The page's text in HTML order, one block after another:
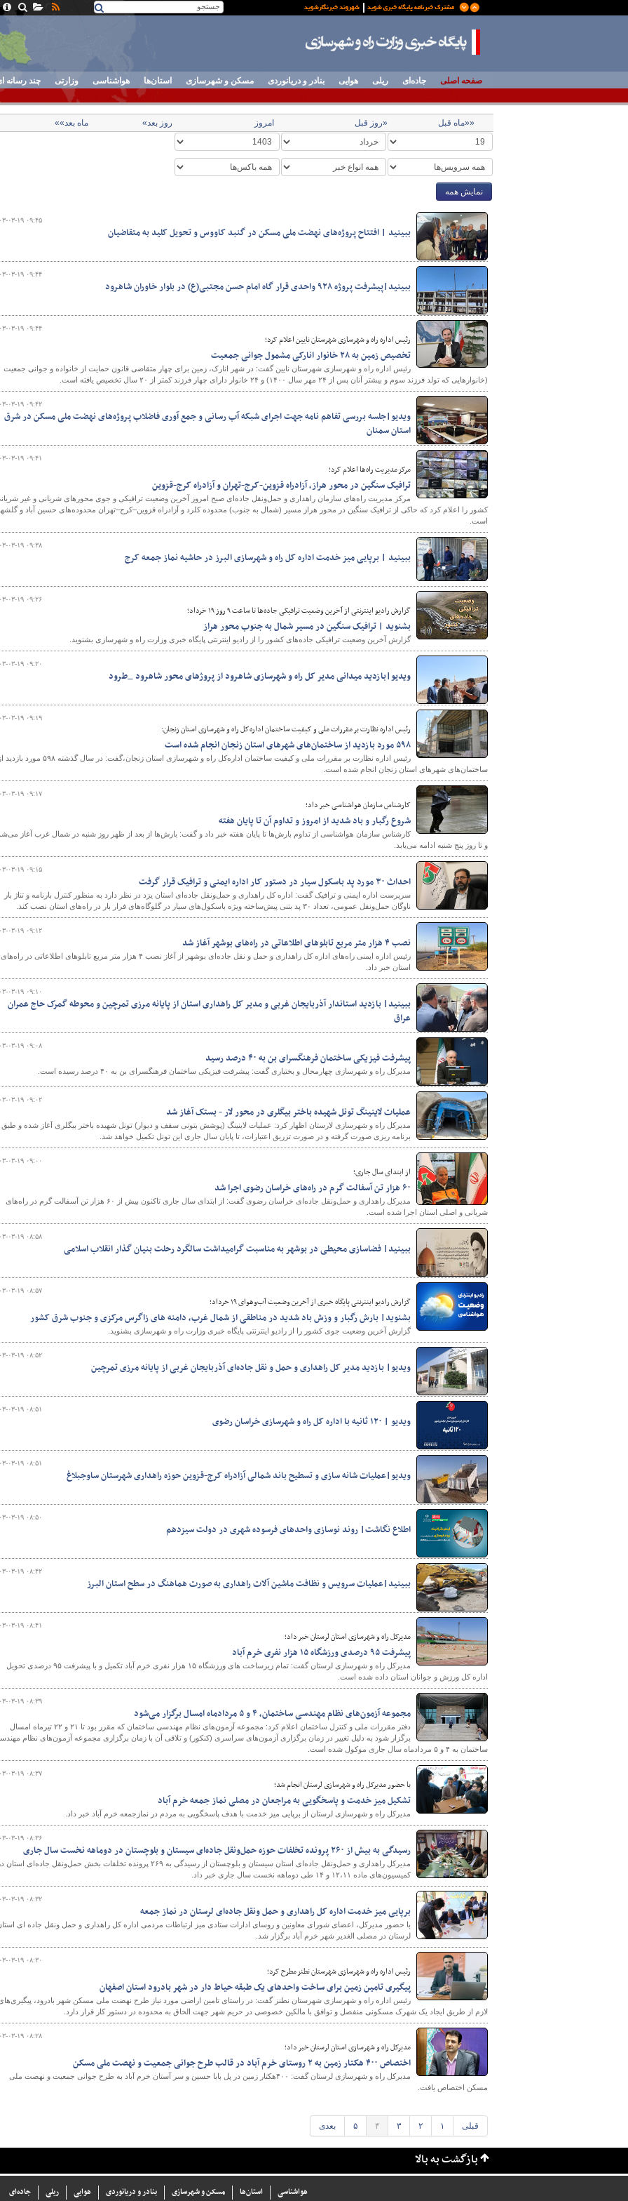
پایگاه خبری وزارت راه و
شهرسازی
صفحه اصلی جاده‌ای ریلی هوایی بنادر و دریانوردی مسکن و شهرسازی استان‌ها هواشناسی وزارتی چند رسانه
««ماه قبل «روز قبل امروز روز بعد» ماه بعد»»
نمایش همه
۱۴۰۳-۰۳-۱۹
ببینید | افتتاح پروژه‌های نهضت ملی مسکن در گنبد کاووس و تحویل کلید به متقاضیان
۱۴۰۳-۰۳-۱۹
ببینید|پیشرفت پروژه ۹۲۸ واحدی قرار گاه امام حسن مجتبی(ع) در بلوار خاوران شاهرود
۱۴۰۳-۰۳-۱۹
رئیس اداره راه و شهرسازی شهرستان نایین اعلام کرد؛
تخصیص زمین به ۲۸ خانوار انارکی مشمول جوانی جمعیت
رئیس اداره راه و شهرسازی شهرستان نایین گفت: در شهر انارک، زمین برای چهار متقاضی قانون حمایت از خانواده و جوانی جمعیت
(خانوارهایی که تولد فرزند سوم و بیشتر آنان پس از ۲۴ مهر سال ۱۴۰۰) و ۲۴ خانوار دارای چهار فرزند کمتر از ۲۰ سال تخصیص یافته است.
۱۴۰۳-۰۳-۱۹
ویدیو|جلسه بررسی تفاهم نامه جهت اجرای شبکه آب رسانی و جمع آوری فاضلاب پروژه‌های نهضت ملی مسکن در شرق
استان سمنان
۱۴۰۳-۰۳-۱۹
مرکز مدیریت راه‌ها اعلام کرد؛
ترافیک سنگین در محور هراز، آزادراه قزوین-کرج-تهران و آزادراه کرج-قزوین
مرکز مدیریت راه‌های سازمان راهداری و حمل‌ونقل جاده‌ای صبح امروز آخرین وضعیت ترافیکی و جوی محورهای شریانی و غیر
کشور را اعلام کرد که حاکی از ترافیک سنگین در محور هراز مسیر (شمال به جنوب) محدوده کلرد و آزادراه قزوین–کرج–تهران محدوده‌های حسین آباد و
است.
۱۴۰۳-۰۳-۱۹
ببینید | برپایی میز خدمت اداره کل راه و شهرسازی البرز در حاشیه نماز جمعه کرج
۱۴۰۳-۰۳-۱۹
گزارش رادیو اینترنتی از آخرین وضعیت ترافیکی جاده‌ها تا ساعت ۹ روز ۱۹ خرداد؛
بشنوید | ترافیک سنگین در مسیر شمال به جنوب محور هراز
گزارش آخرین وضعیت ترافیکی جاده‌های کشور را از رادیو اینترنتی پایگاه خبری وزارت راه و شهرسازی بشنوید.
۱۴۰۳-۰۳-۱۹
ویدیو|بازدید میدانی مدیر کل راه و شهرسازی شاهرود از پروژهای محور شاهرود _طرود
۱۴۰۳-۰۳-۱۹
رئیس اداره نظارت بر مقررات ملی و کیفیت ساختمان اداره‌کل راه و شهرسازی استان زنجان:
۵۹۸ مورد بازدید از ساختمان‌های شهرهای استان زنجان انجام شده است
رئیس اداره نظارت بر مقررات ملی و کیفیت ساختمان اداره‌کل راه و شهرسازی استان زنجان،گفت: در سال گذشته ۵۹۸ مورد بازدید از
ساختمان‌های شهرهای استان زنجان انجام شده است.
۱۴۰۳-۰۳-۱۹
کارشناس سازمان هواشناسی خبر داد؛
شروع رگبار و باد شدید از امروز و تداوم آن تا پایان هفته
کارشناس سازمان هواشناسی از تداوم بارش‌ها تا پایان هفته خبر داد و گفت: بارش‌ها از بعد از ظهر روز شنبه در شمال غرب آغاز
و تا روز پنج شنبه ادامه می‌یابد.
۱۴۰۳-۰۳-۱۹
احداث ۳۰ مورد پد باسکول سیار در دستور کار اداره ایمنی و ترافیک قرار گرفت
سرپرست اداره ایمنی و ترافیک گفت: اداره کل راهداری و حمل‌ونقل جاده‌ای استان یزد در نظر دارد به منظور کنترل بارنامه و تناژ بار
ناوگان حمل‌ونقل عمومی، تعداد ۳۰ پد بتنی پیش‌ساخته ویژه باسکول‌های سیار در گلوگاه‌های فرار بار در راه‌های استان نصب کند.
۱۴۰۳-۰۳-۱۹
نصب ۴ هزار متر مربع تابلوهای اطلاعاتی در راه‌های بوشهر آغاز شد
رئیس اداره ایمنی راه‌های اداره کل راهداری و حمل و نقل جاده‌ای بوشهر از آغاز نصب ۴ هزار متر مربع تابلوهای اطلاعاتی در راه‌های
استان خبر داد.
۱۴۰۳-۰۳-۱۹
ببینید| بازدید استاندار آذربایجان غربی و مدیر کل راهداری استان از پایانه مرزی تمرچین و محوطه گمرک حاج عمران
عراق
۱۴۰۳-۰۳-۱۹
پیشرفت فیزیکی ساختمان فرهنگسرای بن به ۴۰ درصد رسید
مدیرکل راه و شهرسازی چهارمحال و بختیاری گفت: پیشرفت فیزیکی ساختمان فرهنگسرای بن به ۴۰ درصد رسیده است.
۱۴۰۳-۰۳-۱۹
عملیات لاینینگ تونل شهیده باختر بیگلری در محور لار - بستک آغاز شد
مدیرکل راه و شهرسازی لارستان اظهار کرد: عملیات لاینینگ (پوشش بتونی سقف و دیوار) تونل شهیده باختر بیگلری آغاز شده و طبق
برنامه ریزی صورت گرفته و در صورت تزریق اعتبارات، تا پایان سال جاری این تونل تکمیل خواهد شد.
۱۴۰۳-۰۳-۱۹
از ابتدای سال جاری؛
۶۰ هزار تن آسفالت گرم در راه‌های خراسان رضوی اجرا شد
مدیرکل راهداری و حمل‌ونقل جاده‌ای خراسان رضوی گفت: از ابتدای سال جاری تاکنون بیش از ۶۰ هزار تن آسفالت گرم در راه‌های
شریانی و اصلی استان اجرا شده است.
۱۴۰۳-۰۳-۱۹
ببینید| فضاسازی محیطی در بوشهر به مناسبت گرامیداشت سالگرد رحلت بنیان گذار انقلاب اسلامی
۱۴۰۳-۰۳-۱۹
گزارش رادیو اینترنتی پایگاه‌ خبری از آخرین وضعیت آب‌وهوای ۱۹ خرداد؛
بشنوید| بارش رگبار و وزش باد شدید در مناطقی از شمال غرب، دامنه های زاگرس مرکزی و جنوب شرق کشور
گزارش آخرین وضعیت جوی کشور را از رادیو اینترنتی پایگاه خبری وزارت راه و شهرسازی بشنوید.
۱۴۰۳-۰۳-۱۹
ویدیو| بازدید مدیر کل راهداری و حمل و نقل جاده‌ای آذربایجان غربی از پایانه مرزی تمرچین
۱۴۰۳-۰۳-۱۹
ویدیو | ۱۲۰ ثانیه با اداره کل راه و شهرسازی خراسان رضوی
۱۴۰۳-۰۳-۱۹
️ویدیو|عملیات شانه سازی و تسطیح باند شمالی آزادراه کرج-قزوین حوزه راهداری شهرستان ساوجبلاغ
۱۴۰۳-۰۳-۱۹
اطلاع نگاشت| روند نوسازی واحدهای فرسوده شهری در دولت سیزدهم
۱۴۰۳-۰۳-۱۹
ببینید|️عملیات سرویس و نظافت ماشین آلات راهداری به صورت هماهنگ در سطح استان البرز
۱۴۰۳-۰۳-۱۹
مدیرکل راه و شهرسازی استان لرستان خبر داد؛
پیشرفت ۹۵ درصدی ورزشگاه ۱۵ هزار نفری خرم آباد
مدیرکل راه و شهرسازی لرستان گفت: تمام زیرساخت های ورزشگاه ۱۵ هزار نفری خرم آباد تکمیل و با پیشرفت ۹۵ درصدی تحویل
اداره کل ورزش و جوانان استان داده شده است.
۱۴۰۳-۰۳-۱۹
مجموعه آزمون‌های نظام مهندسی ساختمان، ۴ و ۵‌ مردادماه امسال برگزار می‌شود
دفتر مقررات ملی و کنترل ساختمان اعلام کرد: مجموعه آزمون‌های نظام مهندسی ساختمان که مقرر بود تا ۲۱ و ۲۲ تیرماه امسال
برگزار شود به دلیل تغییر در زمان برگزاری آزمون‌های سراسری (کنکور) و تلاقی آن با زمان برگزاری مجموعه آزمون‌های نظام
ساختمان به ۴ و ۵ مردادماه سال جاری موکول شده است.
۱۴۰۳-۰۳-۱۹
با حضور مدیرکل راه و شهرسازی لرستان انجام شد؛
تشکیل میز خدمت و پاسخگویی به مراجعان در مصلی نماز جمعه خرم آباد
مدیرکل راه و شهرسازی لرستان از برپایی میز خدمت با هدف پاسخگویی به مردم در نمازجمعه خرم آباد خبر داد.
۱۴۰۳-۰۳-۱۹
رسیدگی به بیش از ۲۶۰ پرونده تخلفات حوزه حمل‌ونقل جاده‌ای سیستان و بلوچستان در دوماهه نخست سال جاری
مدیرکل راهداری و حمل‌ونقل جاده‌ای استان سیستان و بلوچستان از رسیدگی به ۲۶۹ پرونده تخلفات بخش حمل‌ونقل جاده‌ای استان در
کمیسیون‌های ماده ۱۲،۱۱ و ۱۴ طی دوماهه نخست سال جاری خبر داد.
۱۴۰۳-۰۳-۱۹
برپایی میز خدمت اداره کل راهداری و حمل ونقل جاده‌ای لرستان در نماز جمعه
با حضور مدیرکل، اعضای شورای معاونین و روسای ادارات ستادی میز ارتباطات مردمی اداره کل راهداری و حمل ونقل جاده ای
لرستان در مصلی الغدیر شهر خرم آباد برگزار شد.
۱۴۰۳-۰۳-۱۹
رئیس اداره راه و شهرسازی شهرستان نطنز مطرح کرد؛
پیگیری تامین زمین برای ساخت واحدهای یک طبقه حیاط دار در شهر بادرود استان اصفهان
رئیس اداره راه و شهرسازی شهرستان نطنز گفت: در راستای تامین اراضی مورد نیاز طرح نهضت ملی مسکن شهر بادرود،
لازم از طریق ایجاد یک شهرک مسکونی منفصل و توافق با مالکین خصوصی در حریم شهر جهت الحاق به محدوده در دستور کار قرار دارد.
۱۴۰۳-۰۳-۱۹
مدیرکل راه و شهرسازی استان لرستان خبر داد؛
اختصاص ۴۰۰ هکتار زمین به ۲ روستای خرم آباد در قالب طرح جوانی جمعیت و نهصت ملی مسکن
مدیرکل راه و شهرسازی لرستان گفت: ۴۰۰هکتار زمین در پل بابا حسین و سر آستان خرم آباد به طرح جوانی جمعیت و نهصت ملی
مسکن اختصاص یافت.
قبلی ۱ ۲ ۳ ۴ ۵ بعدی
بازگشت به بالا
جاده‌ای ریلی هوایی بنادر و دریانوردی مسکن و شهرسازی استان‌ها هواشناسی